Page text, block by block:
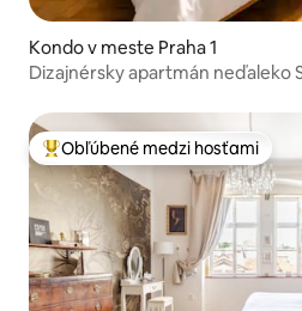
Kondo v meste Praha 1
Dizajnérsky apartmán neďaleko
Najobľúbenejšie medzi hosťami
Obľúbené medzi hosťami